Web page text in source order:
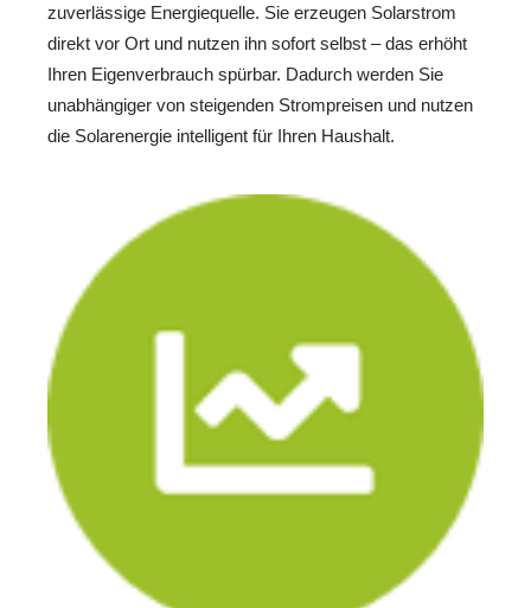
zuverlässige Energiequelle. Sie erzeugen Solarstrom
direkt vor Ort und nutzen ihn sofort selbst – das erhöht
Ihren Eigenverbrauch spürbar. Dadurch werden Sie
unabhängiger von steigenden Strompreisen und nutzen
die Solarenergie intelligent für Ihren Haushalt.